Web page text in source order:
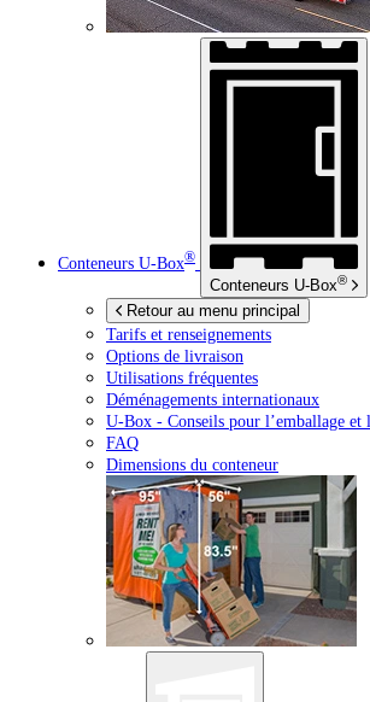
Conteneurs U-Box®
Conteneurs U-Box®
Retour au menu principal
Tarifs et renseignements
Options de livraison
Utilisations fréquentes
Déménagements internationaux
U-Box - Conseils pour l’emballage et
FAQ
Dimensions du conteneur